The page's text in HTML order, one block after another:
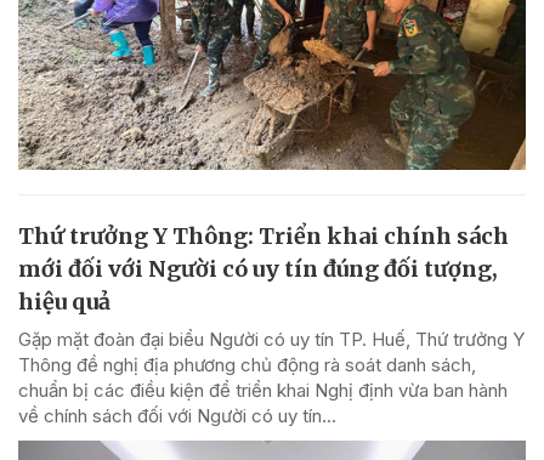
Thứ trưởng Y Thông: Triển khai chính sách
mới đối với Người có uy tín đúng đối tượng,
hiệu quả
Gặp mặt đoàn đại biểu Người có uy tín TP. Huế, Thứ trưởng Y
Thông đề nghị địa phương chủ động rà soát danh sách,
chuẩn bị các điều kiện để triển khai Nghị định vừa ban hành
về chính sách đối với Người có uy tín...